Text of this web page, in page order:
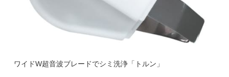
ワイドW超音波ブレードでシミ洗浄「トルン」